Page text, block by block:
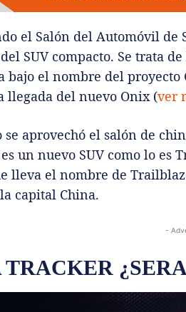
el Salón del Automóvil de
SUV compacto. Se trata
bajo el nombre del proyecto
llegada del nuevo Onix (ver
se aprovechó el salón de
un nuevo SUV como lo es
lleva el nombre de
capital China.
-
TRACKER